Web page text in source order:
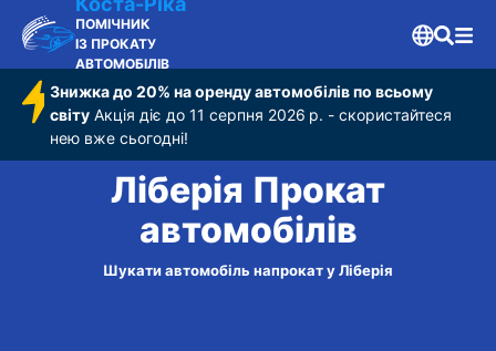
ПОМІЧНИК
ІЗ ПРОКАТУ
АВТОМОБІЛІВ
Знижка до 20% на оренду автомобілів по всьому
світу Акція діє до 11 серпня 2026 р. - скористайтеся
нею вже сьогодні!
Ліберія Прокат
автомобілів
Шукати автомобіль напрокат у Ліберія